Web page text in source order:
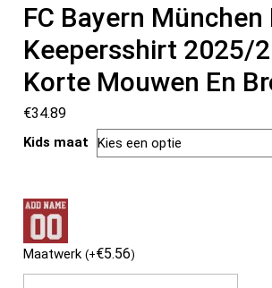
FC Bayern München
Keepersshirt 2025/
Korte Mouwen En
€34.89
Kids maat
Maatwerk(+€5.56)